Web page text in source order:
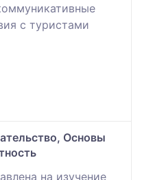
с туристами
Основы
на изучение